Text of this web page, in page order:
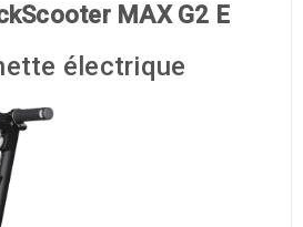
MAX G2 E
électrique